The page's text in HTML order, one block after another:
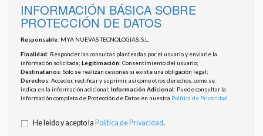
INFORMACIÓN BÁSICA SOBRE
PROTECCIÓN DE DATOS
Responsable: MYA NUEVAS TECNOLOGIAS, S.L.
Finalidad: Responder las consultas planteadas por el usuario y enviarle la
información solicitada; Legitimación: Consentimiento del usuario;
Destinatarios: Solo se realizan cesiones si existe una obligación legal;
Derechos: Acceder, rectificar y suprimir, así como otros derechos, como se
indica en la información adicional; Información Adicional: Puede consultar la
información completa de Protección de Datos en nuestra Política de Privacidad
He leído y acepto la Política de Privacidad.